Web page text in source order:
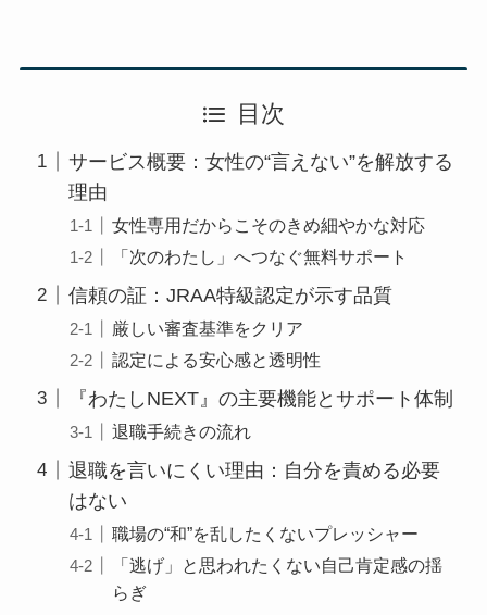
目次
サービス概要：女性の“言えない”を解放する
理由
女性専用だからこそのきめ細やかな対応
「次のわたし」へつなぐ無料サポート
信頼の証：JRAA特級認定が示す品質
厳しい審査基準をクリア
認定による安心感と透明性
『わたしNEXT』の主要機能とサポート体制
退職手続きの流れ
退職を言いにくい理由：自分を責める必要
はない
職場の“和”を乱したくないプレッシャー
「逃げ」と思われたくない自己肯定感の揺
らぎ